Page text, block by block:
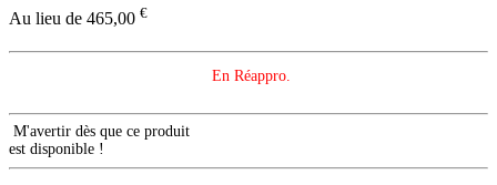
Au lieu de 465,00 €
En Réappro.
M'avertir dès que ce produit
est disponible !